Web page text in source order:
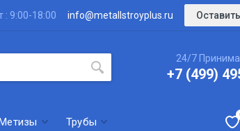
: 9:00-18:00 info@metallstroyplus.ru
24/7
+7 (499)
Трубы